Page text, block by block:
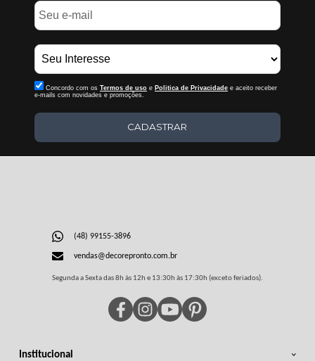
Concordo com os Termos de uso e Politica de Privacidadee aceito receber
e-mails com novidades e promoções.
CADASTRAR
Institucional
(48) 99155-3896
vendas@decorepronto.com.br
Segunda a Sexta das 8h às 12h e 13:30h às 17:30h (exceto feriados).